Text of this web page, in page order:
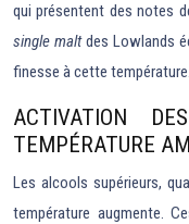
qui présentent des notes
single maltdes Lowlands
finesse à cette température.
ACTIVATION
TEMPÉRATURE
Les alcools supérieurs,
température augmente.